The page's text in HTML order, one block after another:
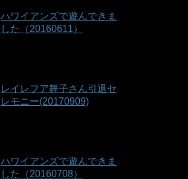
ハワイアンズで遊んできま
した（20160611）
レイレフア舞子さん引退セ
レモニー(20170909)
ハワイアンズで遊んできま
した（20160708）